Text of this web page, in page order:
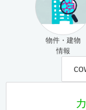
物件・建物
情報